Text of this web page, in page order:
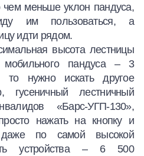
чем меньше уклон пандуса,
им пользоваться, а
идти рядом.
высота лестницы
мобильного пандуса – 3
нужно искать другое
гусеничный лестничный
«Барс-УГП-130»,
нажать на кнопку и
даже по самой высокой
устройства – 6 500